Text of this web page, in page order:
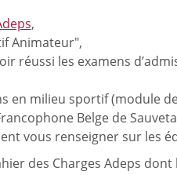
,
Animateur",
réussi les examens
en milieu sportif (module
Belge de
vous renseigner sur les
des Charges Adeps dont